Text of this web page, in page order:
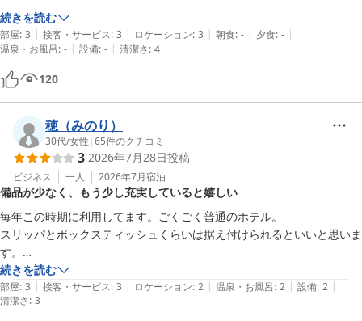
続きを読む
部屋: 3 | 接客・サービス: 3 | ロケーション: 3 | 朝食: - | 夕食: - |
温泉・お風呂: - | 設備: - | 清潔さ: 4
120
穂（みのり）
30代/女性 |65件のクチコミ
3 2026年7月28日投稿
ビジネス 一人 2026年7月宿泊
備品が少なく、もう少し充実していると嬉しい
毎年この時期に利用してます。ごくごく普通のホテル。
スリッパとボックスティッシュくらいは据え付けられるといいと思いま
す。
お茶のティーパックがひとつしかないのが心もとない。スティックコー
ヒーくらいつけてくれるとなおよいのですが…。
続きを読む
部屋: 3 | 接客・サービス: 3 | ロケーション: 2 | 温泉・お風呂: 2 | 設備: 2 |
清潔さ: 3